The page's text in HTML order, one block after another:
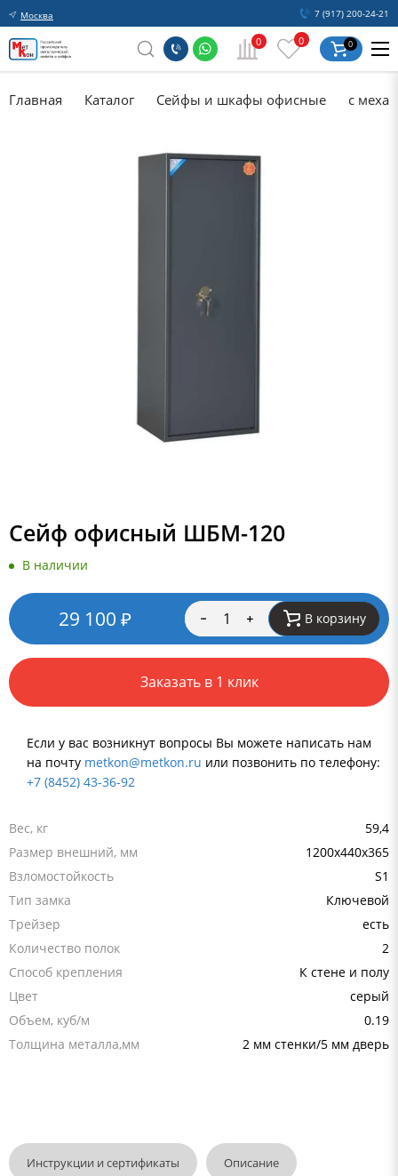
Москва 7 (917) 200-24-21
0 0 0
Главная Каталог Сейфы и шкафы офисные с
Сейф офисный ШБМ-120
В наличии
29 100 ₽ В корзину
Заказать в 1 клик
Если у вас возникнут вопросы Вы можете написать нам
на почту metkon@metkon.ru или позвонить по телефону:
+7 (8452) 43-36-92
Вес, кг
59,4
Размер внешний, мм
1200x440x365
Взломостойкость
S1
Тип замка
Ключевой
Трейзер
есть
Количество полок
2
Способ крепления
К стене и полу
Цвет
серый
Объем, куб/м
0.19
Толщина металла,мм
2 мм стенки/5 мм дверь
Инструкции и сертификаты Описание